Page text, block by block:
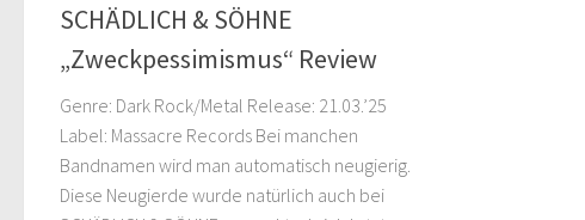
SCHÄDLICH & SÖHNE
„Zweckpessimismus“ Review
Genre: Dark Rock/Metal Release: 21.03.’25
Label: Massacre Records Bei manchen
Bandnamen wird man automatisch neugierig.
Diese Neugierde wurde natürlich auch bei